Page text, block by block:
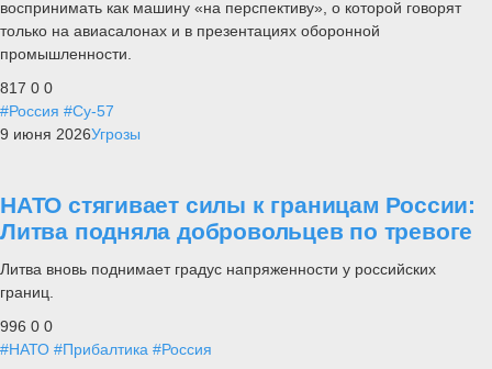
воспринимать как машину «на перспективу», о которой говорят
только на авиасалонах и в презентациях оборонной
промышленности.
817 0 0
#Россия #Су-57
9 июня 2026Угрозы
НАТО стягивает силы к границам России:
Литва подняла добровольцев по тревоге
Литва вновь поднимает градус напряженности у российских
границ.
996 0 0
#НАТО #Прибалтика #Россия